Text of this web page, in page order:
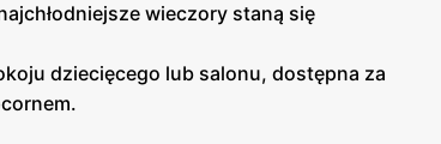
wieczory staną się
dziecięcego lub salonu, dostępna za